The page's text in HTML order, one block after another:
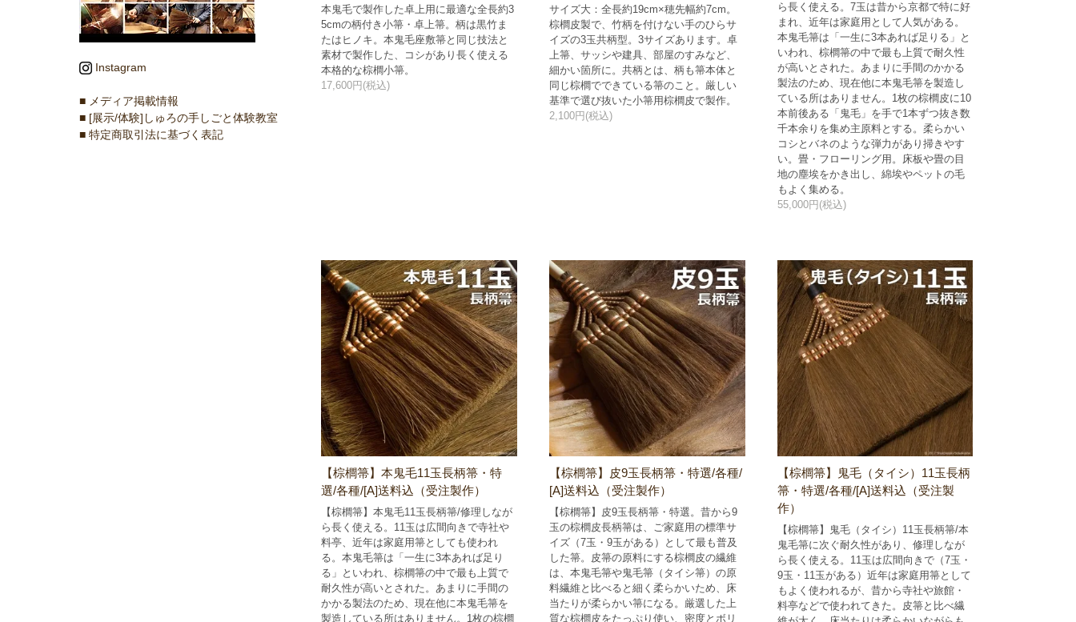
本鬼毛で製作した卓上用に最適な全長約3
5cmの柄付き小箒・卓上箒。柄は黒竹ま
たはヒノキ。本鬼毛座敷箒と同じ技法と
素材で製作した、コシがあり長く使える
本格的な棕櫚小箒。
17,600円(税込)
サイズ大：全長約19cm×穂先幅約7cm。
棕櫚皮製で、竹柄を付けない手のひらサ
イズの3玉共柄型。3サイズあります。卓
上箒、サッシや建具、部屋のすみなど、
細かい箇所に。共柄とは、柄も箒本体と
同じ棕櫚でできている箒のこと。厳しい
基準で選び抜いた小箒用棕櫚皮で製作。
2,100円(税込)
ら長く使える。7玉は昔から京都で特に好
まれ、近年は家庭用として人気がある。
本鬼毛箒は「一生に3本あれば足りる」と
いわれ、棕櫚箒の中で最も上質で耐久性
が高いとされた。あまりに手間のかかる
製法のため、現在他に本鬼毛箒を製造し
ている所はありません。1枚の棕櫚皮に10
本前後ある「鬼毛」を手で1本ずつ抜き数
千本余りを集め主原料とする。柔らかい
コシとバネのような弾力があり掃きやす
い。畳・フローリング用。床板や畳の目
地の塵埃をかき出し、綿埃やペットの毛
もよく集める。
55,000円(税込)
【棕櫚箒】本鬼毛11玉長柄箒・特
選/各種/[A]送料込（受注製作）
【棕櫚箒】本鬼毛11玉長柄箒/修理しなが
ら長く使える。11玉は広間向きで寺社や
料亭、近年は家庭用箒としても使われ
る。本鬼毛箒は「一生に3本あれば足り
る」といわれ、棕櫚箒の中で最も上質で
耐久性が高いとされた。あまりに手間の
かかる製法のため、現在他に本鬼毛箒を
製造している所はありません。1枚の棕櫚
【棕櫚箒】皮9玉長柄箒・特選/各種/
[A]送料込（受注製作）
【棕櫚箒】皮9玉長柄箒・特選。昔から9
玉の棕櫚皮長柄箒は、ご家庭用の標準サ
イズ（7玉・9玉がある）として最も普及
した箒。皮箒の原料にする棕櫚皮の繊維
は、本鬼毛箒や鬼毛箒（タイシ箒）の原
料繊維と比べると細く柔らかいため、床
当たりが柔らかい箒になる。厳選した上
質な棕櫚皮をたっぷり使い、密度とボリ
【棕櫚箒】鬼毛（タイシ）11玉長柄
箒・特選/各種/[A]送料込（受注製
作）
【棕櫚箒】鬼毛（タイシ）11玉長柄箒/本
鬼毛箒に次ぐ耐久性があり、修理しなが
ら長く使える。11玉は広間向きで（7玉・
9玉・11玉がある）近年は家庭用箒として
もよく使われるが、昔から寺社や旅館・
料亭などで使われてきた。皮箒と比べ繊
Instagram
■ メディア掲載情報
■ [展示/体験]しゅろの手しごと体験教室
■ 特定商取引法に基づく表記